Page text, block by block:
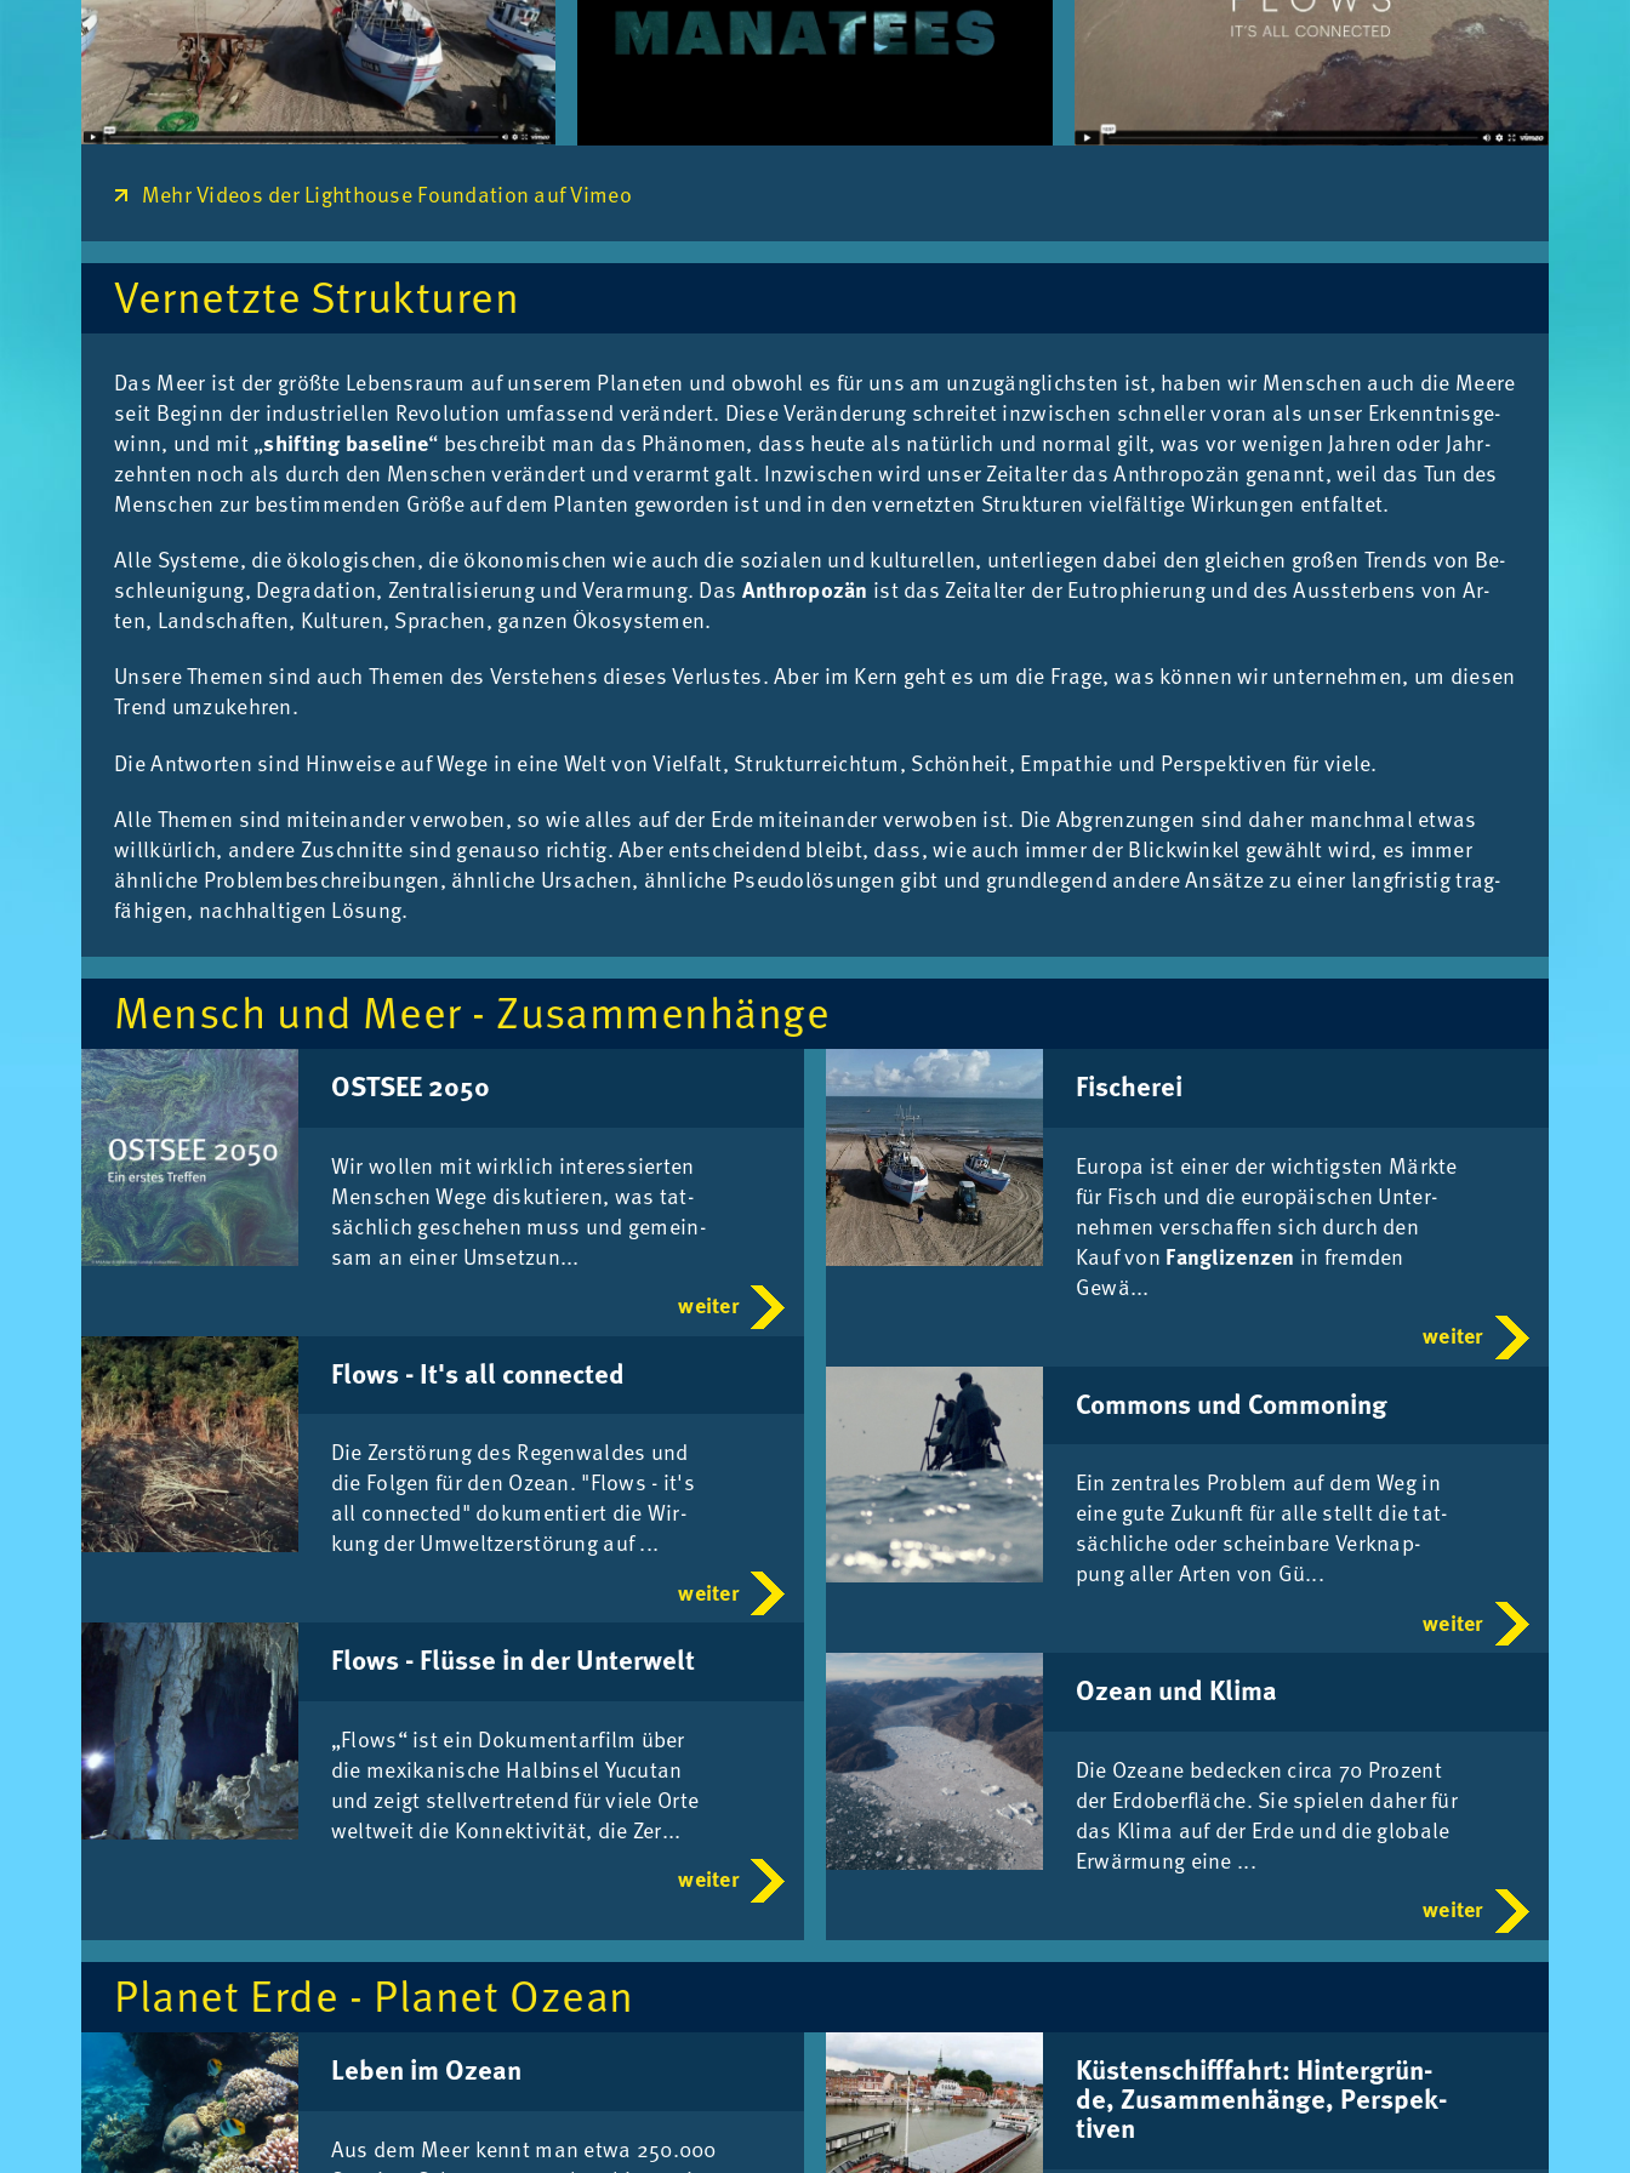
Mehr Videos der Lighthouse Foundation auf Vimeo
Ver­netz­te Struk­tu­ren
Das Meer ist der größ­te Le­bens­raum auf un­se­rem Pla­ne­ten und ob­wohl es für uns am un­zu­gäng­lichs­ten ist, ha­ben wir Men­schen auch die Mee­re
seit Be­ginn der in­dus­tri­el­len Re­vo­lu­ti­on um­fas­send ver­än­dert. Die­se Ver­än­de­rung schrei­tet in­zwi­schen schnel­ler vor­an als un­ser Er­kennt­nis­ge­
winn, und mit „shifting baseline“ be­schreibt man das Phä­no­men, dass heu­te als na­tür­lich und nor­mal gilt, was vor we­ni­gen Jah­ren oder Jahr­
zehn­ten noch als durch den Men­schen ver­än­dert und ver­armt galt. In­zwi­schen wird un­ser Zeit­al­ter das An­thro­po­zän ge­nannt, weil das Tun des
Men­schen zur be­stim­men­den Grö­ße auf dem Plan­ten ge­wor­den ist und in den ver­netz­ten Struk­tu­ren viel­fäl­ti­ge Wir­kun­gen ent­fal­tet.
Alle Sys­te­me, die öko­lo­gi­schen, die öko­no­mi­schen wie auch die so­zia­len und kul­tu­rel­len, un­ter­lie­gen da­bei den glei­chen gro­ßen Trends von Be­
schleu­ni­gung, De­gra­da­ti­on, Zen­tra­li­sie­rung und Ver­ar­mung. Das Anthropozän ist das Zeit­al­ter der Eu­tro­phie­rung und des Aus­ster­bens von Ar­
ten, Land­schaf­ten, Kul­tu­ren, Spra­chen, gan­zen Öko­sys­te­men.
Un­se­re The­men sind auch The­men des Ver­ste­hens die­ses Ver­lus­tes. Aber im Kern geht es um die Fra­ge, was kön­nen wir un­ter­neh­men, um die­sen
Trend um­zu­keh­ren.
Die Ant­wor­ten sind Hin­wei­se auf Wege in eine Welt von Viel­falt, Struk­tur­reich­tum, Schön­heit, Em­pa­thie und Per­spek­ti­ven für vie­le.
Alle The­men sind mit­ein­an­der ver­wo­ben, so wie al­les auf der Erde mit­ein­an­der ver­wo­ben ist. Die Ab­gren­zun­gen sind da­her manch­mal et­was
will­kür­lich, an­de­re Zu­schnit­te sind ge­nau­so rich­tig. Aber ent­schei­dend bleibt, dass, wie auch im­mer der Blick­win­kel ge­wählt wird, es im­mer
ähn­li­che Pro­blem­be­schrei­bun­gen, ähn­li­che Ur­sa­chen, ähn­li­che Pseu­do­lö­sun­gen gibt und grund­le­gend an­de­re An­sät­ze zu ei­ner lang­fris­tig trag­
fä­hi­gen, nach­hal­ti­gen Lö­sung.
Mensch und Meer - Zu­sam­men­hän­ge
OST­SEE 2050
Wir wol­len mit wirk­lich in­ter­es­sier­ten
Men­schen Wege dis­ku­tie­ren, was tat­
säch­lich ge­sche­hen muss und ge­mein­
sam an ei­ner Um­set­zun...
weiter
Flows - It's all con­nec­ted
Die Zer­stö­rung des Re­gen­wal­des und
die Fol­gen für den Oze­an. "Flows - it's
all con­nec­ted" do­ku­men­tiert die Wir­
kung der Um­welt­zer­stö­rung auf ...
weiter
Flows - Flüs­se in der Un­ter­welt
„Flows“ ist ein Do­ku­men­tar­film über
die me­xi­ka­ni­sche Halb­in­sel Yu­cu­tan
und zeigt stell­ver­tre­tend für vie­le Orte
welt­weit die Kon­nek­ti­vi­tät, die Zer...
weiter
Fi­sche­rei
Eu­ro­pa ist ei­ner der wich­tigs­ten Märk­te
für Fisch und die eu­ro­päi­schen Un­ter­
neh­men ver­schaf­fen sich durch den
Kauf von Fanglizenzen in frem­den
Gewä...
weiter
Com­mons und Com­mo­n­ing
Ein zen­tra­les Pro­blem auf dem Weg in
eine gute Zu­kunft für alle stellt die tat­
säch­li­che oder schein­ba­re Ver­knap­
pung al­ler Ar­ten von Gü...
weiter
Oze­an und Kli­ma
Die Ozea­ne be­de­cken cir­ca 70 Pro­zent
der Erd­ober­flä­che. Sie spie­len da­her für
das Kli­ma auf der Erde und die glo­ba­le
Er­wär­mung eine ...
weiter
Pla­net Erde - Pla­net Oze­an
Le­ben im Oze­an
Aus dem Meer kennt man etwa 250.000
Küs­ten­schiff­fahrt: Hin­ter­grün­
de, Zu­sam­men­hän­ge, Per­spek­
ti­ven